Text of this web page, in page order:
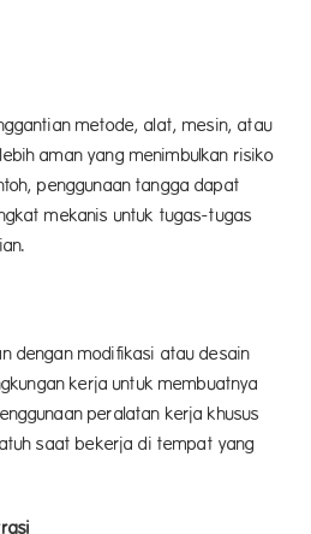
metode, alat, mesin, atau
aman yang menimbulkan risiko
penggunaan tangga dapat
mekanis untuk tugas-tugas
dengan modifikasi atau desain
kerja untuk membuatnya
peralatan kerja khusus
saat bekerja di tempat yang